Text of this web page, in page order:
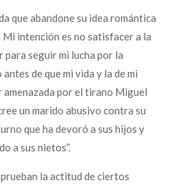
que abandone su idea romántica
Mi intención es no satisfacer a la
seguir mi lucha por la
de que mi vida y la de mi
amenazada por el tirano Miguel
un marido abusivo contra su
que ha devoró a sus hijos y
a sus nietos”.
la actitud de ciertos